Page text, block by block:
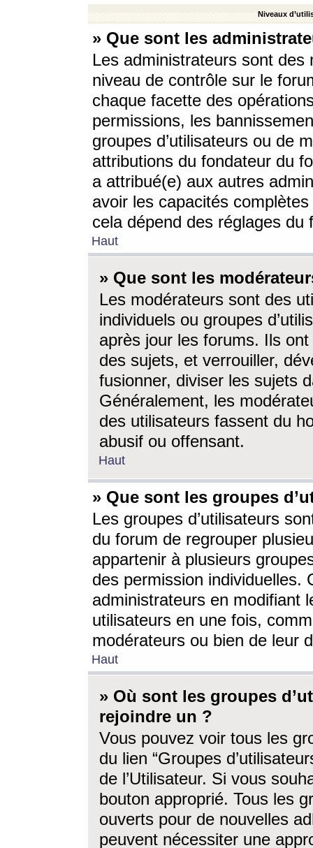
Niveaux
» Que sont les
Les administrateurs sont
niveau de contrôle sur le
chaque facette des
permissions, les
groupes d’utilisateurs ou de
attributions du fondateur du
a attribué(e) aux autres
avoir les capacités
cela dépend des réglages du
Haut
» Que sont les
Les modérateurs sont des
individuels ou groupes
après jour les forums. Ils ont
des sujets, et verrouiller,
fusionner, diviser les sujets
Généralement, les
des utilisateurs fassent du
abusif ou offensant.
Haut
» Que sont les groupes
Les groupes d’utilisateurs
du forum de regrouper
appartenir à plusieurs
des permission individuelles.
administrateurs en modifiant
utilisateurs en une fois,
modérateurs ou bien de leur
Haut
» Où sont les groupes
rejoindre un ?
Vous pouvez voir tous les
du lien “Groupes
de l’Utilisateur. Si vous
bouton approprié. Tous les
ouverts pour de nouvelles
peuvent nécessiter une